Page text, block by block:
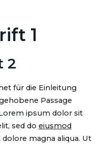
1
2
für die Einleitung
Passage
ipsum dolor sit
sed do eiusmod
magna aliqua. Ut